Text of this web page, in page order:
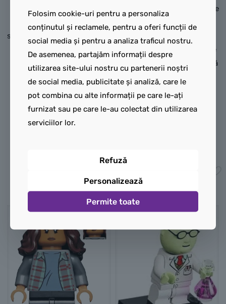
Black
(mănuși tactice).
Picioarele:Picioare
standard de adult, de culoare
Dark Green
, imprimate pe
partea frontală cu
genunchiere
metalice/armate, pânză
suprapusă de camuflaj,
curele din piele și cizme
standard de adult, de culoare
Dark Blue
(albastru închis)
sau
Brown
, imprimate pe
partea din față și pe laterale
cu faimoasa centură utilitară
joasă (gun belt) și tocul
pentru blasterul său DL-44,
completate de dungile roșii
Folosim cookie-uri pentru a personaliza
conținutul și reclamele, pentru a oferi funcții de
social media și pentru a analiza traficul nostru.
De asemenea, partajăm informații despre
utilizarea site-ului nostru cu partenerii noștri
de social media, publicitate și analiză, care le
pot combina cu alte informații pe care le-ați
furnizat sau pe care le-au colectat din utilizarea
serviciilor lor.
Refuză
Personalizează
Permite toate